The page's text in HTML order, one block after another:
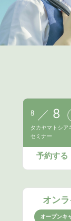
8 8
タカヤマトシ
セミナー
予約する
オン
オープンキ